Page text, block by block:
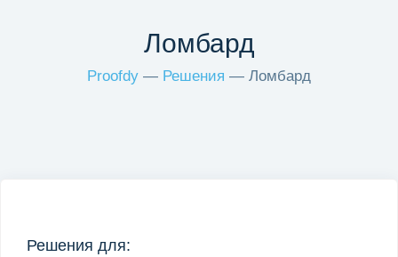
Ломбард
Proofdy — Решения — Ломбард
Решения для: